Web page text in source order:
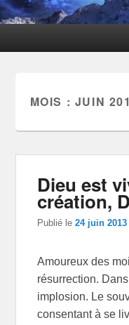
MOIS : JUIN
Dieu est
création,
Publié le24 juin 2013
Amoureux des
résurrection.
implosion. Le
consentant à se